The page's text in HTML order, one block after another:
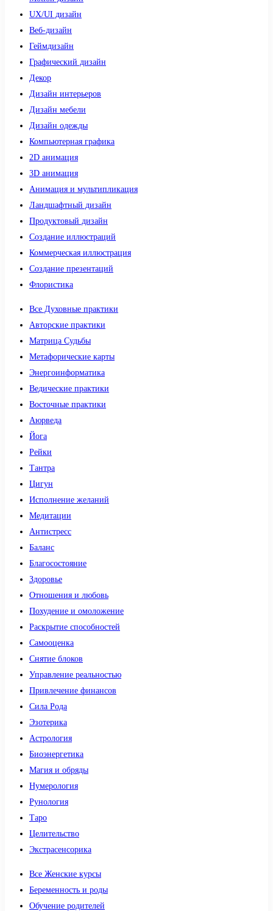
UX/UI дизайн
Веб-дизайн
Геймдизайн
Графический дизайн
Декор
Дизайн интерьеров
Дизайн мебели
Дизайн одежды
Компьютерная графика
2D анимация
3D анимация
Анимация и мультипликация
Ландшафтный дизайн
Продуктовый дизайн
Создание иллюстраций
Коммерческая иллюстрация
Создание презентаций
Флористика
Все Духовные практики
Авторские практики
Матрица Судьбы
Метафорические карты
Энергоинформатика
Ведические практики
Восточные практики
Аюрведа
Йога
Рейки
Тантра
Цигун
Исполнение желаний
Медитации
Антистресс
Баланс
Благосостояние
Здоровье
Отношения и любовь
Похудение и омоложение
Раскрытие способностей
Самооценка
Снятие блоков
Управление реальностью
Привлечение финансов
Сила Рода
Эзотерика
Астрология
Биоэнергетика
Магия и обряды
Нумерология
Рунология
Таро
Целительство
Экстрасенсорика
Все Женские курсы
Беременность и роды
Обучение родителей